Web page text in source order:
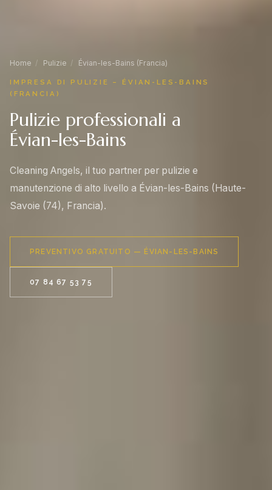
Home / Pulizie / Évian-les-Bains (Francia)
IMPRESA DI PULIZIE – ÉVIAN-LES-BAINS
(FRANCIA)
Pulizie professionali a
Évian-les-Bains
Cleaning Angels, il tuo partner per pulizie e
manutenzione di alto livello a Évian-les-Bains (Haute-
Savoie (74), Francia).
PREVENTIVO GRATUITO — ÉVIAN-LES-BAINS
07 84 67 53 75